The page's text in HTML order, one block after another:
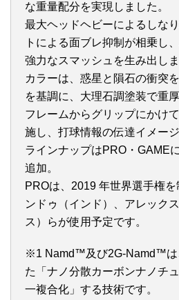
な重量配分を実現しました。
最大ヘッドヘビーによるしな
トによる面ブレ抑制が相乗し
強力なスマッシュを生み出しま
カラーは、惑星と隕石の衝突
を基調に、大理石調塗装で重厚
フレームからグリップにかけ
施し、打球情報の伝達イメー
ラインナップはPRO・GAME
追加。
PROは、2019 年世界選手権
ンドゥ（インド）、アレック
ス）らが使用予定です。
※1 Namd™及び2G-Namd™は
た「ナノ分散カーボンナノチ
一複合化」する技術です。